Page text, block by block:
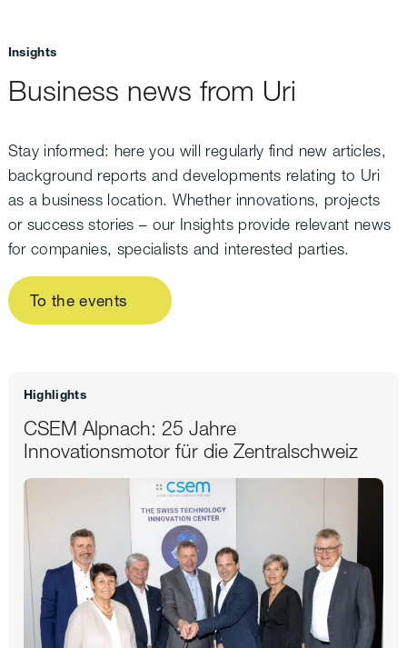
Insights
Business news from Uri
Stay informed: here you will regularly find new articles,
background reports and developments relating to Uri
as a business location. Whether innovations, projects
or success stories – our Insights provide relevant news
for companies, specialists and interested parties.
To the events
Highlights
CSEM Alpnach: 25 Jahre
Innovationsmotor für die Zentralschweiz